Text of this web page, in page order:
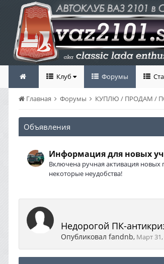
Клуб Форумы
Главная Форумы КУПЛЮ / ПРОДАМ /
Объявления
Информация для новых
Включена ручная активация
некоторые неудобства!
Недорогой ПК-
Опубликовал fandnb, Март 31,